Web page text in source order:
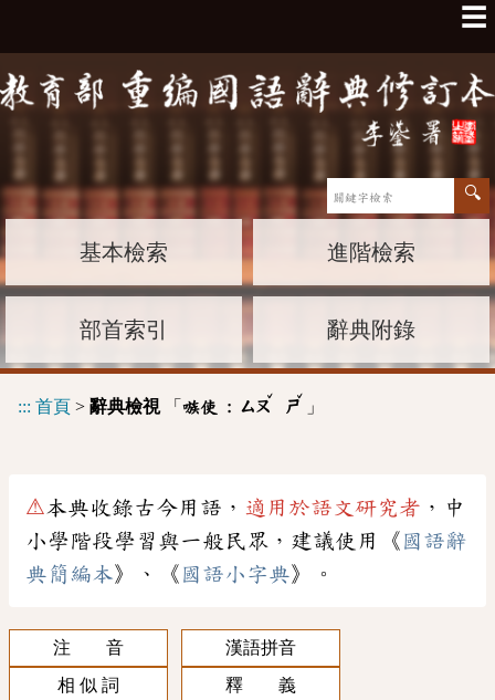
☰
基本檢索 進階檢索
部首索引 辭典附錄
::: 首頁 > 辭典檢視「 嗾使 : ㄙㄡ
ˇ
ㄕ
ˇ
」
⚠本典收錄古今用語， 適用於語文研究者 ，中
小學階段學習與一般民眾，建議使用《 國語辭
典簡編本》、《 國語小字典》。
注 音
漢語拼音
相 似 詞
釋 義